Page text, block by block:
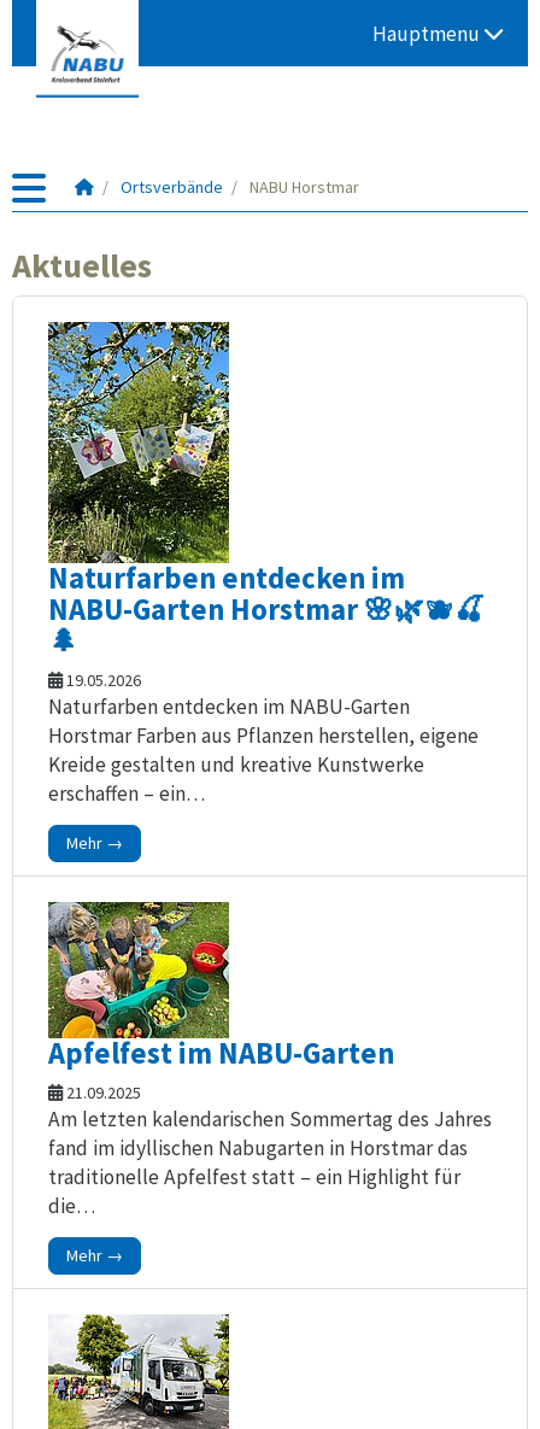
Hauptmenu
Für
Mensch
Natur
seit
1981
Ortsverbände NABU Horstmar
Aktuelles
Naturfarben entdecken im
NABU-Garten Horstmar 🌸🌿🫐🍒
🌲
19.05.2026
Naturfarben entdecken im NABU-Garten
Horstmar Farben aus Pflanzen herstellen, eigene
Kreide gestalten und kreative Kunstwerke
erschaffen – ein…
Mehr →
Apfelfest im NABU-Garten
21.09.2025
Am letzten kalendarischen Sommertag des Jahres
fand im idyllischen Nabugarten in Horstmar das
traditionelle Apfelfest statt – ein Highlight für
die…
Mehr →